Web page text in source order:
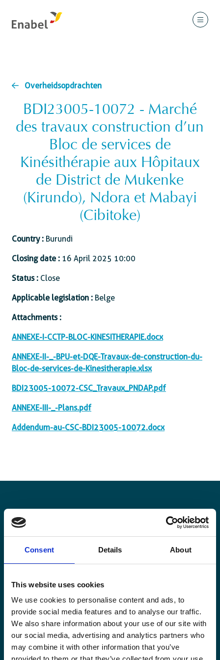
Consent Details About
This website uses cookies
We use cookies to personalise content and ads, to
provide social media features and to analyse our traffic.
We also share information about your use of our site with
our social media, advertising and analytics partners who
may combine it with other information that you’ve
Overheidsopdrachten
BDI23005-10072 - Marché
des travaux construction d’un
Bloc de services de
Kinésithérapie aux Hôpitaux
de District de Mukenke
(Kirundo), Ndora et Mabayi
(Cibitoke)
Country : Burundi
Closing date : 16 April 2025 10:00
Status : Close
Applicable legislation : Belge
Attachments :
ANNEXE-I-CCTP-BLOC-KINESITHERAPIE.docx
ANNEXE-II-_-BPU-et-DQE-Travaux-de-construction-du-
Bloc-de-services-de-Kinesitherapie.xlsx
BDI23005-10072-CSC_Travaux_PNDAP.pdf
ANNEXE-III-_-Plans.pdf
Addendum-au-CSC-BDI23005-10072.docx
Blijf op de hoogte
Blijf op de hoogte van onze activiteiten en
internationale ontwikkelingstrends belicht vanuit
Email
(Vereist)